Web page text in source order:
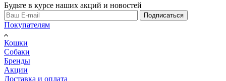
Будьте в курсе наших акций и новостей
Подписаться
Покупателям
Кошки
Собаки
Бренды
Акции
Доставка и оплата